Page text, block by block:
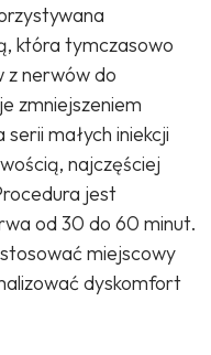
która tymczasowo
z nerwów do
zmniejszeniem
małych iniekcji
najczęściej
jest
od 30 do 60 minut.
miejscowy
dyskomfort